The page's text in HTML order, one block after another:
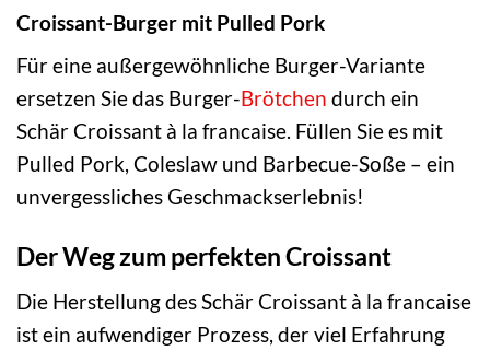
Croissant-Burger mit Pulled Pork
Für eine außergewöhnliche Burger-Variante
ersetzen Sie das Burger-Brötchen durch ein
Schär Croissant à la francaise. Füllen Sie es mit
Pulled Pork, Coleslaw und Barbecue-Soße – ein
unvergessliches Geschmackserlebnis!
Der Weg zum perfekten Croissant
Die Herstellung des Schär Croissant à la francaise
ist ein aufwendiger Prozess, der viel Erfahrung